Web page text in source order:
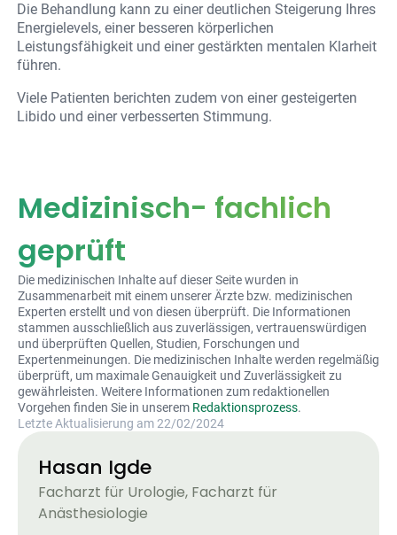
Die Behandlung kann zu einer deutlichen Steigerung Ihres
Energielevels, einer besseren körperlichen
Leistungsfähigkeit und einer gestärkten mentalen Klarheit
führen.
Viele Patienten berichten zudem von einer gesteigerten
Libido und einer verbesserten Stimmung.
Medizinisch- fachlich
geprüft
Die medizinischen Inhalte auf dieser Seite wurden in
Zusammenarbeit mit einem unserer Ärzte bzw. medizinischen
Experten erstellt und von diesen überprüft. Die Informationen
stammen ausschließlich aus zuverlässigen, vertrauenswürdigen
und überprüften Quellen, Studien, Forschungen und
Expertenmeinungen. Die medizinischen Inhalte werden regelmäßig
überprüft, um maximale Genauigkeit und Zuverlässigkeit zu
gewährleisten. Weitere Informationen zum redaktionellen
Vorgehen finden Sie in unserem Redaktionsprozess.
Letzte Aktualisierung am 22/02/2024
Hasan Igde
Facharzt für Urologie, Facharzt für
Anästhesiologie